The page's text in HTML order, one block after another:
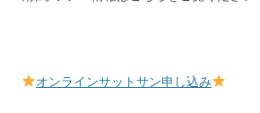
オンラインサットサン申し込み